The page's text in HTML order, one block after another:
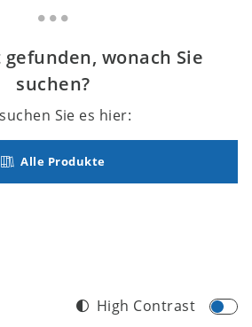
wonach Sie
suchen?
Sie es hier:
Alle Produkte
High Contrast